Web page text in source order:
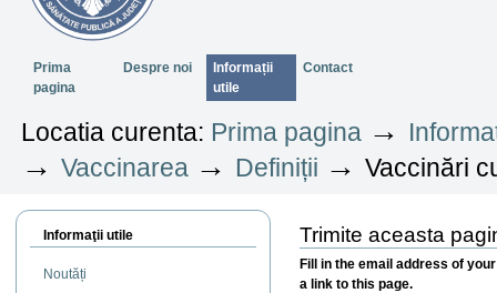
SectiuniPrima
pagina
Despre noi
Informații
utile
Contact
Locatia curenta: Prima pagina →
→Vaccinarea → Definiții →Vaccinări
Informaţii utile
Noutăți
Trimite aceasta
Fill in the email address of
a link to this page.